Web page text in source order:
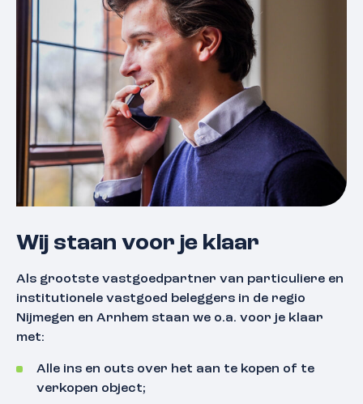
Wij staan voor je klaar
Als grootste vastgoedpartner van particuliere en
institutionele vastgoed beleggers in de regio
Nijmegen en Arnhem staan we o.a. voor je klaar
met:
Alle ins en outs over het aan te kopen of te
verkopen object;